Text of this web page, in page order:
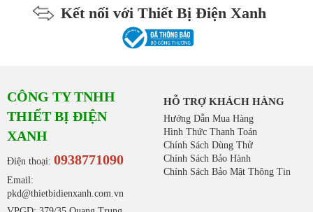
Kết nối với Thiết Bị Điện Xanh
CÔNG TY TNHH
THIẾT BỊ ĐIỆN
XANH
Điện thoại: 0938771090
Email:
pkd@thietbidienxanh.com.vn
HỖ TRỢ KHÁCH HÀNG
Hướng Dẫn Mua Hàng
Hình Thức Thanh Toán
Chính Sách Dùng Thử
Chính Sách Bảo Hành
Chính Sách Bảo Mật Thông Tin